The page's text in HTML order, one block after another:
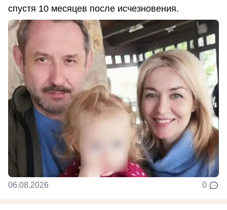
спустя 10 месяцев после исчезновения.
06.08.2026 0